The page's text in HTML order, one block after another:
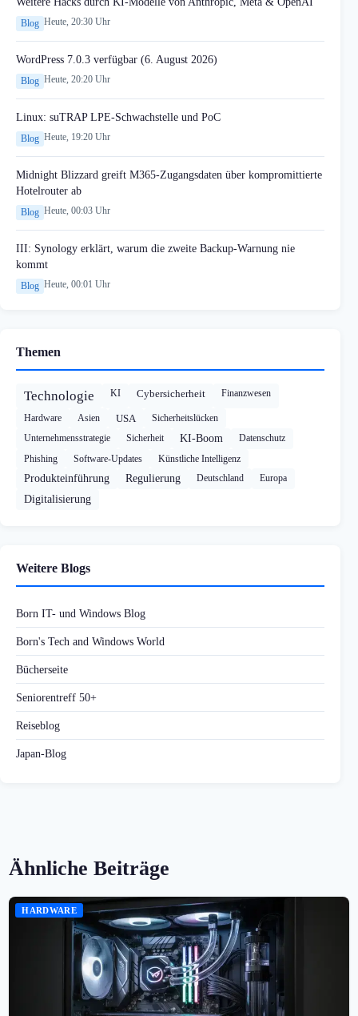
Blog Heute, 20:30 Uhr
WordPress 7.0.3 verfügbar (6. August 2026)
Blog Heute, 20:20 Uhr
Linux: suTRAP LPE-Schwachstelle und PoC
Blog Heute, 19:20 Uhr
Midnight Blizzard greift M365-Zugangsdaten über kompromittierte
Hotelrouter ab
Blog Heute, 00:03 Uhr
III: Synology erklärt, warum die zweite Backup-Warnung nie
kommt
Blog Heute, 00:01 Uhr
Themen
Technologie KI Cybersicherheit Finanzwesen
Hardware Asien USA
Sicherheitslücken
Unternehmensstrategie
Sicherheit KI-Boom
Datenschutz
Phishing
Software-Updates Künstliche Intelligenz
Produkteinführung Regulierung Deutschland Europa
Digitalisierung
Weitere Blogs
Born IT- und Windows Blog
Born's Tech and Windows World
Bücherseite
Seniorentreff 50+
Reiseblog
Japan-Blog
Ähnliche Beiträge
HARDWARE